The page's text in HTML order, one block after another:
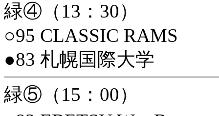
緑④（13：30）
○95 CLASSIC RAMS
●83 札幌国際大学
緑⑤（15：00）